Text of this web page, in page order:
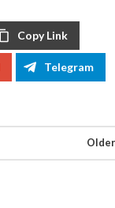
Copy Link
Telegram
Older